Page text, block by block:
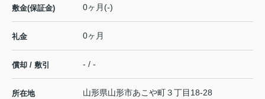
敷金(保証金) 0ヶ月(-)
礼金 0ヶ月
償却 / 敷引 - / -
所在地 山形県山形市あこや町３丁目18-28